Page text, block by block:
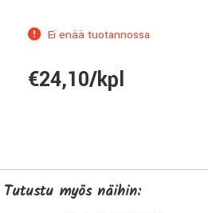
Ei enää tuotannossa
€24,10/kpl
Tutustu myös näihin: